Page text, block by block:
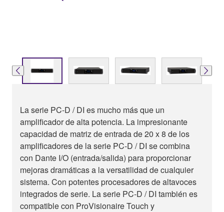
La serie PC-D / DI es mucho más que un
amplificador de alta potencia. La impresionante
capacidad de matriz de entrada de 20 x 8 de los
amplificadores de la serie PC-D / DI se combina
con Dante I/O (entrada/salida) para proporcionar
mejoras dramáticas a la versatilidad de cualquier
sistema. Con potentes procesadores de altavoces
integrados de serie. La serie PC-D / DI también es
compatible con ProVisionaire Touch y